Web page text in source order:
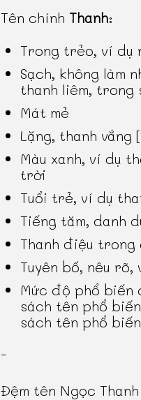
Tên chính Thanh:
Trong trẻo, ví dụ
Sạch, không làm
thanh liêm, trong
Mát mẻ
Lặng, thanh vắng
Màu xanh, ví dụ
trời
Tuổi trẻ, ví dụ
Tiếng tăm, danh
Thanh điệu trong
Tuyên bố, nêu
Mức độ phổ biến
sách tên phổ
sách tên phổ
-
Đệm tên Ngọc